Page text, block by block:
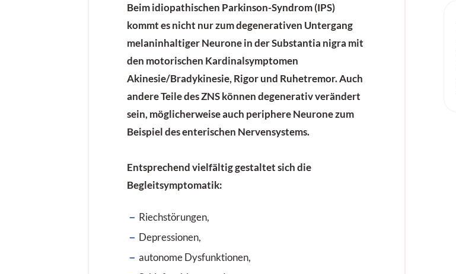
Beim idiopathischen Parkinson-Syndrom (IPS)
kommt es nicht nur zum degenerativen Untergang
melaninhaltiger Neurone in der Substantia nigra mit
den motorischen Kardinalsymptomen
Akinesie/Bradykinesie, Rigor und Ruhetremor. Auch
andere Teile des ZNS können degenerativ verändert
sein, möglicherweise auch periphere Neuronezum
Beispiel des enterischen Nervensystems.
Entsprechend vielfältig gestaltet sich die
Begleitsymptomatik:
Riechstörungen,
Depressionen,
autonome Dysfunktionen,